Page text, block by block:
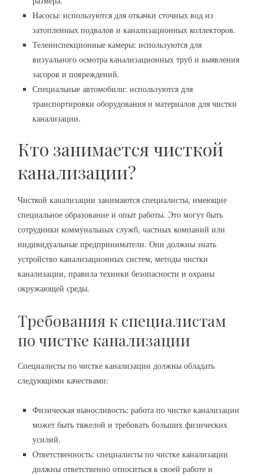
Насосы: используются для откачки сточных вод из
затопленных подвалов и канализационных коллекторов.
Телеинспекционные камеры: используются для
визуального осмотра канализационных труб и выявления
засоров и повреждений.
Специальные автомобили: используются для
транспортировки оборудования и материалов для чистки
канализации.
Кто занимается чисткой
канализации?
Чисткой канализации занимаются специалисты, имеющие
специальное образование и опыт работы. Это могут быть
сотрудники коммунальных служб, частных компаний или
индивидуальные предприниматели. Они должны знать
устройство канализационных систем, методы чистки
канализации, правила техники безопасности и охраны
окружающей среды.
Требования к специалистам
по чистке канализации
Специалисты по чистке канализации должны обладать
следующими качествами:
Физическая выносливость: работа по чистке канализации
может быть тяжелой и требовать больших физических
усилий.
Ответственность: специалисты по чистке канализации
должны ответственно относиться к своей работе и